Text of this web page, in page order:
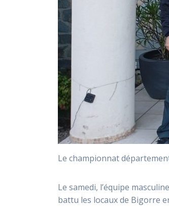
Le championnat
Le samedi, l’équipe
battu les locaux de Bigorre